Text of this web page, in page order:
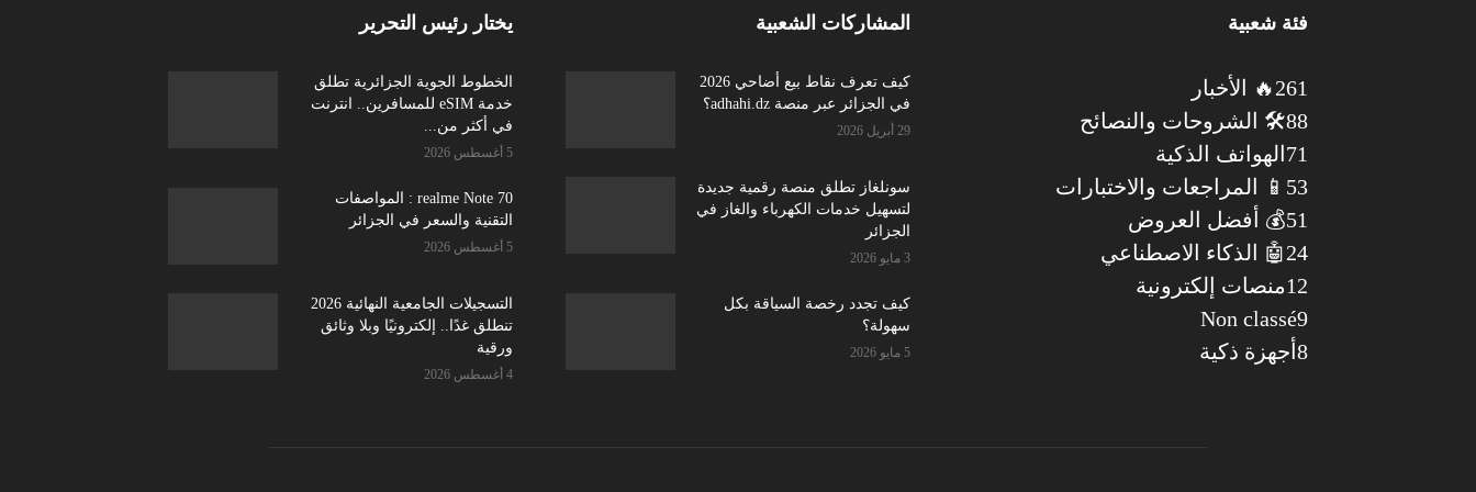
يختار رئيس التحرير
الخطوط الجوية الجزائرية تطلق
خدمة eSIM للمسافرين.. انترنت
في أكثر من...
5 أغسطس 2026
realme Note 70 : المواصفات
التقنية والسعر في الجزائر
5 أغسطس 2026
التسجيلات الجامعية النهائية 2026
تنطلق غدًا.. إلكترونيًا وبلا وثائق
ورقية
4 أغسطس 2026
المشاركات الشعبية
كيف تعرف نقاط بيع أضاحي 2026
في الجزائر عبر منصة adhahi.dz؟
29 أبريل 2026
سونلغاز تطلق منصة رقمية جديدة
لتسهيل خدمات الكهرباء والغاز في
الجزائر
3 مايو 2026
كيف تجدد رخصة السياقة بكل
سهولة؟
5 مايو 2026
فئة شعبية
🔥 الأخبار261
🛠️ الشروحات والنصائح88
الهواتف الذكية 71
📱 المراجعات والاختبارات 53
💰 أفضل العروض51
🤖 الذكاء الاصطناعي24
منصات إلكترونية12
Non classé9
أجهزة ذكية 8